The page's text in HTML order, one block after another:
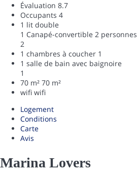
Évaluation 8.7
Occupants 4
1 lit double
1 Canapé-convertible 2 personnes
2
1 chambres à coucher 1
1 salle de bain avec baignoire
1
70 m² 70 m²
wifi wifi
Logement
Conditions
Carte
Avis
Marina Lovers